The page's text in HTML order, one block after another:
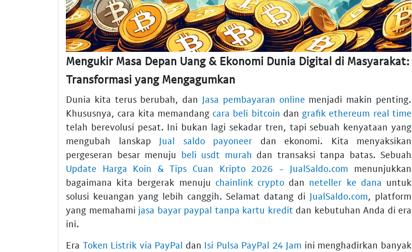
Mengukir Masa Depan Uang & Ekonomi Dunia Digital di Masyarakat:
Transformasi yang Mengagumkan
Dunia kita terus berubah, dan Jasa pembayaran online menjadi makin penting.
Khususnya, cara kita memandang cara beli bitcoin dan grafik ethereum real time
telah berevolusi pesat. Ini bukan lagi sekadar tren, tapi sebuah kenyataan yang
mengubah lanskap Jual saldo payoneer dan ekonomi. Kita menyaksikan
pergeseran besar menuju beli usdt murah dan transaksi tanpa batas. Sebuah
Update Harga Koin & Tips Cuan Kripto 2026 - JualSaldo.com menunjukkan
bagaimana kita bergerak menuju chainlink crypto dan neteller ke dana untuk
solusi keuangan yang lebih canggih. Selamat datang di JualSaldo.com, platform
yang memahami jasa bayar paypal tanpa kartu kredit dan kebutuhan Anda di era
ini.
Era Token Listrik via PayPal dan Isi Pulsa PayPal 24 Jam ini menghadirkan banyak